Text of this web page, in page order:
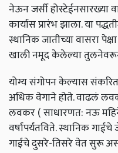
नेऊन जर्सी
कार्यास प्रारंभ झाला.या
स्थानिक जातीच्या वासरा
खाली नमूद केलेल्या
योग्य संगोपन केल्यास संकरित
अधिक वेगाने होते.वाढलं
लवकर(साधारणत:नऊ
वर्षापर्यंतविते.स्थानिक गाईचे
गाईचे दुसरे-तिसरे वेत सुरू